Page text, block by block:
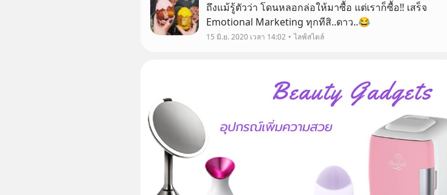
ถึงแม้รู้ตัวว่า โดนหลอกล่อให้มาซื้อ แต่เราก็ซื้อ‼️ เสร็จ
Emotional Marketing ทุกทีสิ..ดาว..😂
15 มิ.ย. 2020 เวลา 14:02 ไลฟ์สไตล์